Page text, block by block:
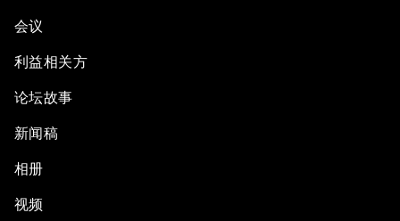
会议
利益相关方
论坛故事
新闻稿
相册
视频